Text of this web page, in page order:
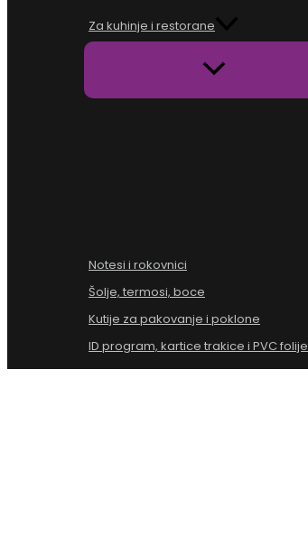
Za kuhinje i restorane
Notesi i rokovnici
Šolje, termosi, boce
Kutije za pakovanje i poklone
ID program, kartice trakice i PVC folije